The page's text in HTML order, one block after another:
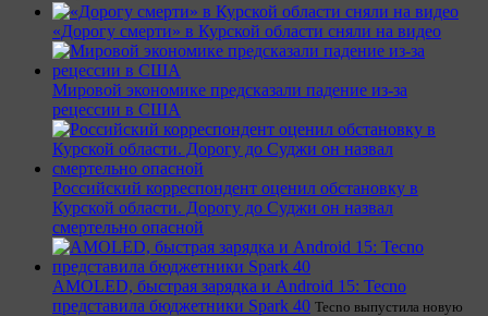
«Дорогу смерти» в Курской области сняли на видео
Мировой экономике предсказали падение из-за
рецессии в США
Российский корреспондент оценил обстановку в
Курской области. Дорогу до Суджи он назвал
смертельно опасной
AMOLED, быстрая зарядка и Android 15: Tecno
представила бюджетники Spark 40 Tecno выпустила новую